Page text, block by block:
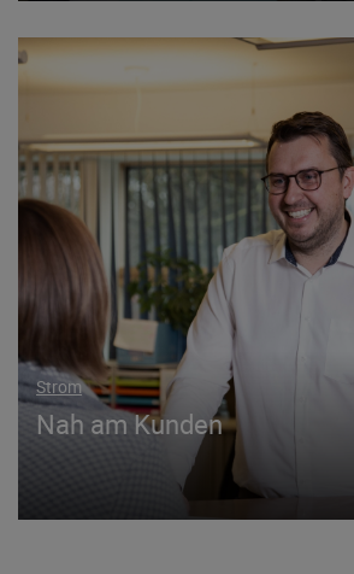
Strom
Nah am Kunden